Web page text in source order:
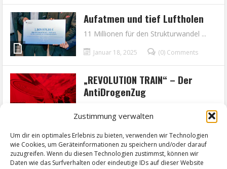
Zustimmung verwalten
Um dir ein optimales Erlebnis zu bieten, verwenden wir Technologien
wie Cookies, um Geräteinformationen zu speichern und/oder darauf
zuzugreifen. Wenn du diesen Technologien zustimmst, können wir
Daten wie das Surfverhalten oder eindeutige IDs auf dieser Website
Aufatmen und tief Luftholen
11 Millionen für den Strukturwandel ...
Januar 18, 2025 (0) Comments
„REVOLUTION TRAIN“ – Der
AntiDrogenZug
‹ 1 2 3 4 5 6 7 › »